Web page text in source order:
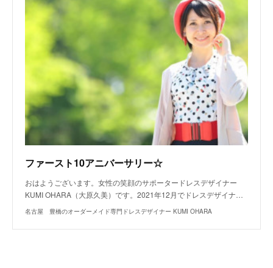
ファースト10アニバーサリー☆
おはようございます。女性の笑顔のサポータードレスデザイナー
KUMI OHARA（大原久美）です。2021年12月でドレスデザイナ…
名古屋 豊橋のオーダーメイド専門ドレスデザイナー KUMI OHARA